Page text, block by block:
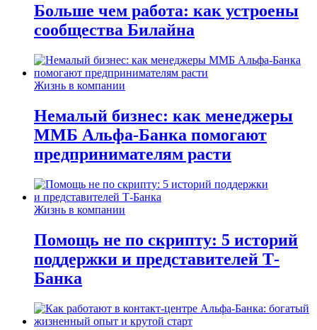
Больше чем работа: как устроены
сообщества Билайна
Жизнь в компании
Немалый бизнес: как менеджеры
ММБ Альфа-Банка помогают
предпринимателям расти
Жизнь в компании
Помощь не по скрипту: 5 историй
поддержки и представителей Т-
Банка